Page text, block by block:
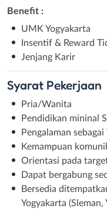
Benefit :
UMK Yogyakarta
Insentif & Reward
Jenjang Karir
Syarat Pekerjaan
Pria/Wanita
Pendidikan mininal
Pengalaman
Kemampuan
Orientasi pada
Dapat bergabung
Bersedia
Yogyakarta (Sleman,